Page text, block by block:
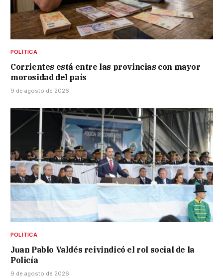
POLÍTICA
Corrientes está entre las provincias con mayor
morosidad del país
9 de agosto de 2026
POLÍTICA
Juan Pablo Valdés reivindicó el rol social de la
Policía
9 de agosto de 2026